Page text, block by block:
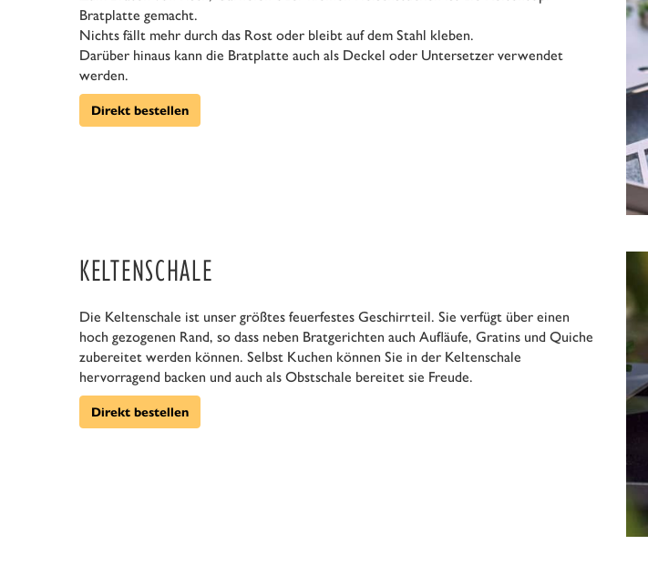
Bratplatte gemacht.
Nichts fällt mehr durch das Rost oder bleibt auf dem Stahl kleben.
Darüber hinaus kann die Bratplatte auch als Deckel oder Untersetzer verwendet
werden.
Direkt bestellen
KELTENSCHALE
Die Keltenschale ist unser größtes feuerfestes Geschirrteil. Sie verfügt über einen
hoch gezogenen Rand, so dass neben Bratgerichten auch Aufläufe, Gratins und Quiche
zubereitet werden können. Selbst Kuchen können Sie in der Keltenschale
hervorragend backen und auch als Obstschale bereitet sie Freude.
Direkt bestellen